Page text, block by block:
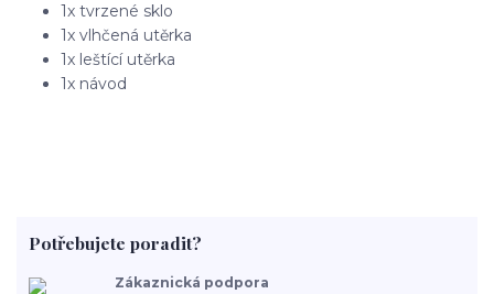
1x tvrzené sklo
1x vlhčená utěrka
1x leštící utěrka
1x návod
Potřebujete poradit?
Zákaznická podpora